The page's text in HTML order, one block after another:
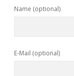
Name (optional)
E-Mail (optional)